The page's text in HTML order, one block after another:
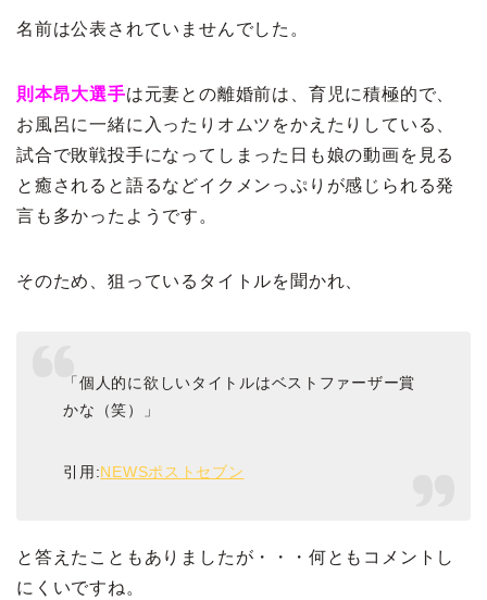
名前は公表されていませんでした。
則本昂大選手は元妻との離婚前は、育児に積極的で、
お風呂に一緒に入ったりオムツをかえたりしている、
試合で敗戦投手になってしまった日も娘の動画を見る
と癒されると語るなどイクメンっぷりが感じられる発
言も多かったようです。
そのため、狙っているタイトルを聞かれ、
「個人的に欲しいタイトルはベストファーザー賞
かな（笑）」
引用:NEWSポストセブン
と答えたこともありましたが・・・何ともコメントし
にくいですね。